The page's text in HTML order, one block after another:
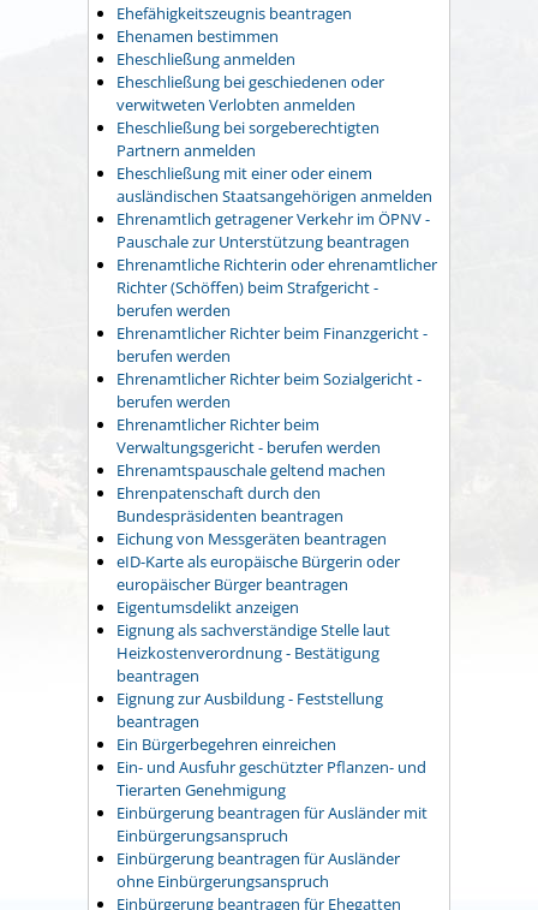
Ehefähigkeitszeugnis beantragen
Ehenamen bestimmen
Eheschließung anmelden
Eheschließung bei geschiedenen oder
verwitweten Verlobten anmelden
Eheschließung bei sorgeberechtigten
Partnern anmelden
Eheschließung mit einer oder einem
ausländischen Staatsangehörigen anmelden
Ehrenamtlich getragener Verkehr im ÖPNV -
Pauschale zur Unterstützung beantragen
Ehrenamtliche Richterin oder ehrenamtlicher
Richter (Schöffen) beim Strafgericht -
berufen werden
Ehrenamtlicher Richter beim Finanzgericht -
berufen werden
Ehrenamtlicher Richter beim Sozialgericht -
berufen werden
Ehrenamtlicher Richter beim
Verwaltungsgericht - berufen werden
Ehrenamtspauschale geltend machen
Ehrenpatenschaft durch den
Bundespräsidenten beantragen
Eichung von Messgeräten beantragen
eID-Karte als europäische Bürgerin oder
europäischer Bürger beantragen
Eigentumsdelikt anzeigen
Eignung als sachverständige Stelle laut
Heizkostenverordnung - Bestätigung
beantragen
Eignung zur Ausbildung - Feststellung
beantragen
Ein Bürgerbegehren einreichen
Ein- und Ausfuhr geschützter Pflanzen- und
Tierarten Genehmigung
Einbürgerung beantragen für Ausländer mit
Einbürgerungsanspruch
Einbürgerung beantragen für Ausländer
ohne Einbürgerungsanspruch
Einbürgerung beantragen für Ehegatten